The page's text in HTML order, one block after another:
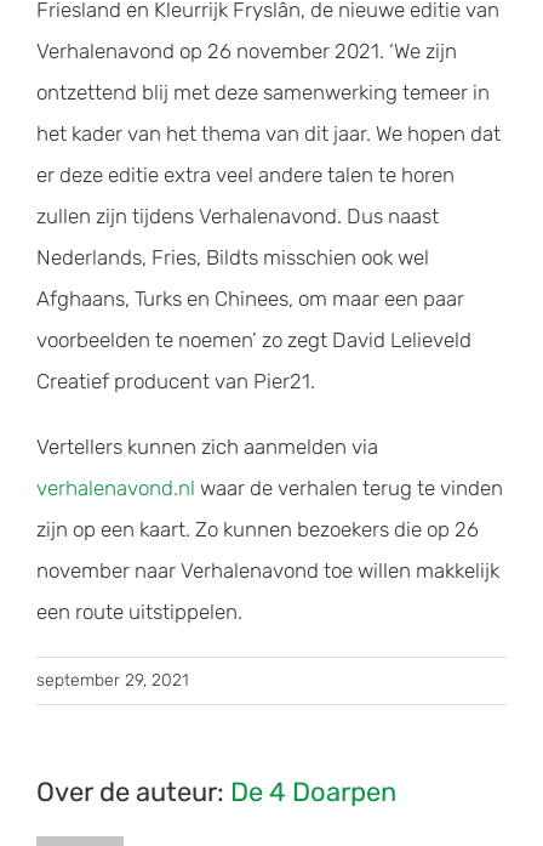
Friesland en Kleurrijk Fryslân, de nieuwe editie van
Verhalenavond op 26 november 2021. ‘We zijn
ontzettend blij met deze samenwerking temeer in
het kader van het thema van dit jaar. We hopen dat
er deze editie extra veel andere talen te horen
zullen zijn tijdens Verhalenavond. Dus naast
Nederlands, Fries, Bildts misschien ook wel
Afghaans, Turks en Chinees, om maar een paar
voorbeelden te noemen’ zo zegt David Lelieveld
Creatief producent van Pier21.
Vertellers kunnen zich aanmelden via
verhalenavond.nl waar de verhalen terug te vinden
zijn op een kaart. Zo kunnen bezoekers die op 26
november naar Verhalenavond toe willen makkelijk
een route uitstippelen.
september 29, 2021
Over de auteur: De 4 Doarpen